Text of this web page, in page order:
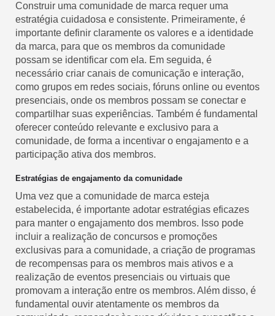
Construir uma comunidade de marca requer uma
estratégia cuidadosa e consistente. Primeiramente, é
importante definir claramente os valores e a identidade
da marca, para que os membros da comunidade
possam se identificar com ela. Em seguida, é
necessário criar canais de comunicação e interação,
como grupos em redes sociais, fóruns online ou eventos
presenciais, onde os membros possam se conectar e
compartilhar suas experiências. Também é fundamental
oferecer conteúdo relevante e exclusivo para a
comunidade, de forma a incentivar o engajamento e a
participação ativa dos membros.
Estratégias de engajamento da comunidade
Uma vez que a comunidade de marca esteja
estabelecida, é importante adotar estratégias eficazes
para manter o engajamento dos membros. Isso pode
incluir a realização de concursos e promoções
exclusivas para a comunidade, a criação de programas
de recompensas para os membros mais ativos e a
realização de eventos presenciais ou virtuais que
promovam a interação entre os membros. Além disso, é
fundamental ouvir atentamente os membros da